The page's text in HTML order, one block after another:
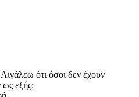
ότι όσοι δεν έχουν
εξής: